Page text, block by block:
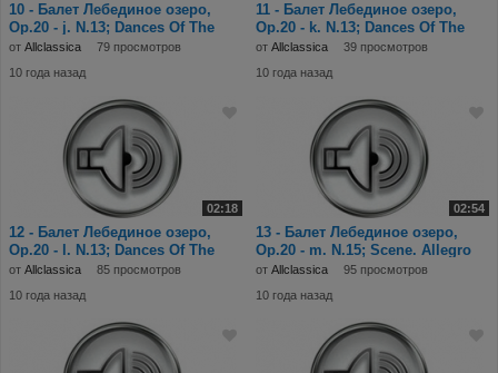
10 - Балет Лебединое озеро,
Op.20 - j. N.13; Dances Of The
Swans--VI.
от Allclassica
79 просмотров
10 года назад
11 - Балет Лебединое озеро,
Op.20 - k. N.13; Dances Of The
Swans--II.
от Allclassica
39 просмотров
10 года назад
02:18
12 - Балет Лебединое озеро,
Op.20 - l. N.13; Dances Of The
Swans--VII.
от Allclassica
85 просмотров
10 года назад
02:54
13 - Балет Лебединое озеро,
Op.20 - m. N.15; Scene. Allegro
giusto.mp3
от Allclassica
95 просмотров
10 года назад